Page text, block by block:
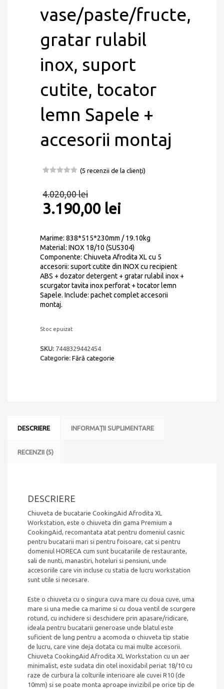
vase/paste/fructe,
gratar rulabil
inox, suport
cutite, tocator
lemn Sapele +
accesorii montaj
pe baza a
evaluări de
la clienți
(5 recenzii de la clienți)
4.020,00lei
3.190,00 lei
Marime: 838*515*230mm / 19.10kg
Material: INOX 18/10 (SUS304)
Componente: Chiuveta Afrodita XL cu 5
accesorii: suport cutite din INOX cu recipient
ABS + dozator detergent + gratar rulabil inox +
scurgator tavita inox perforat + tocator lemn
Sapele. Include: pachet complet accesorii
montaj.
Stoc epuizat
SKU: 7448329442454
Categorie: Fără categorie
DESCRIERE INFORMAȚII SUPLIMENTARE
RECENZII (5)
DESCRIERE
Chiuveta de bucatarie CookingAid Afrodita XL
Workstation, este o chiuveta din gama Premium a
CookingAid, recomantata atat pentru domeniul casnic
pentru bucatarii mari si pentru foisoare, cat si pentru
domeniul HORECA cum sunt bucatariile de restaurante,
sali de nunti, manastiri, hoteluri si pensiuni, unde
accesoriile care vin incluse cu statia de lucru workstation
sunt utile si necesare.
Este o chiuveta cu o singura cuva mare cu doua cuve, uma
mare si una medie ca marime si cu doua ventil de scurgere
rotund, cu inchidere si deschidere prin apasare/ridicare,
ideala pentru bucatarii generoase unde blatul este
suficient de lung pentru a acomoda o chiuveta tip statie
de lucru, care vine deja dotata cu mai multe accesorii.
Chiuveta CookingAid Afrodita XL Workstation cu un aer
minimalist, este sudata din otel inoxidabil periat 18/10 cu
raze de curbura la colturile interioare ale cuvei R10 (de
10mm) si se poate monta aproape invizibil pe orice tip de